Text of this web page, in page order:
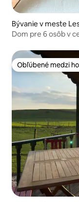
Bývanie v meste
Dom pre 6 osôb v
Obľúbené medzi
Obľúbené medzi